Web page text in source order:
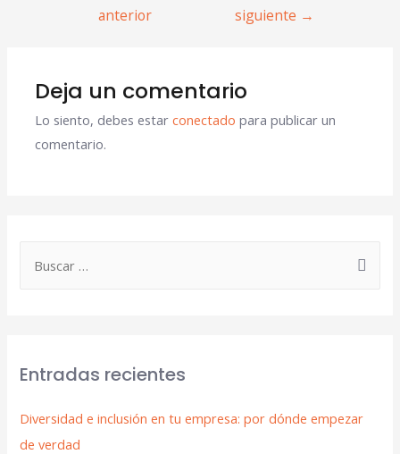
Entradas recientes
Diversidad e inclusión en tu empresa: por dónde empezar
de verdad
anterior
siguiente →
Deja un comentario
Lo siento, debes estarconectado para publicar un
comentario.